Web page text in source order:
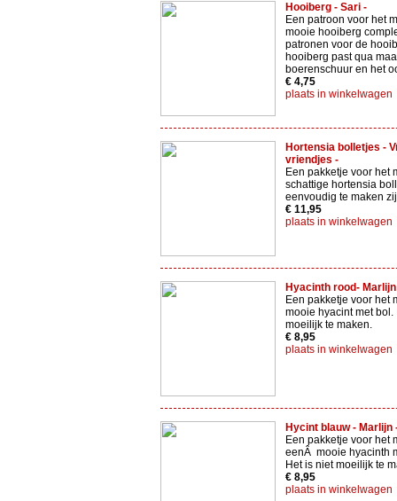
Hooiberg - Sari -
Een patroon voor het
mooie hooiberg
patronen voor de
hooiberg past qua
boerenschuur en het
€ 4,75
plaats in winkelwagen
Hortensia bolletjes -
vriendjes -
Een pakketje voor het
schattige hortensia
eenvoudig te maken
€ 11,95
plaats in winkelwagen
Hyacinth rood-
Een pakketje voor het
mooie hyacint met bol.
moeilijk te maken.
€ 8,95
plaats in winkelwagen
Hycint blauw - Marlijn
Een pakketje voor het
eenÂ mooie hyacinth
Het is niet moeilijk te
€ 8,95
plaats in winkelwagen